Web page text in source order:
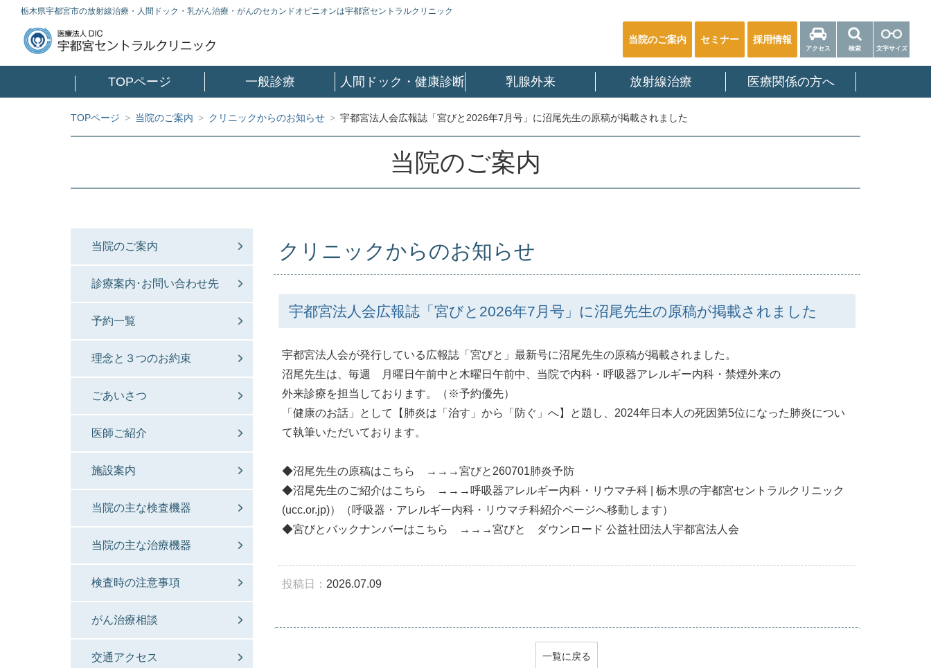
栃木県宇都宮市の放射線治療・人間ドック・乳がん治療・がんのセカンドオピニオンは宇都宮セントラルクリニック
当院のご案内 セミナー 採用情報
アクセス 検索 文字サイズ
TOPページ 一般診療 人間ドック・健康診断 乳腺外来 放射線治療 医療関係の方へ
TOPページ > 当院のご案内 > クリニックからのお知らせ > 宇都宮法人会広報誌「宮びと2026年7月号」に沼尾先生の原稿が掲載されました
当院のご案内
クリニックからのお知らせ
宇都宮法人会広報誌「宮びと2026年7月号」に沼尾先生の原稿が掲載されました
宇都宮法人会が発行している広報誌「宮びと」最新号に沼尾先生の原稿が掲載されました。
沼尾先生は、毎週 月曜日午前中と木曜日午前中、当院で内科・呼吸器アレルギー内科・禁煙外来の
外来診療を担当しております。（※予約優先）
「健康のお話」として【肺炎は「治す」から「防ぐ」へ】と題し、2024年日本人の死因第5位になった肺炎につい
て執筆いただいております。
◆沼尾先生の原稿はこちら →→→宮びと260701肺炎予防
◆沼尾先生のご紹介はこちら →→→ 呼吸器アレルギー内科・リウマチ科 | 栃木県の宇都宮セントラルクリニック
(ucc.or.jp)）（呼吸器・アレルギー内科・リウマチ科紹介ページへ移動します）
◆宮びとバックナンバーはこちら →→→宮びと ダウンロード 公益社団法人宇都宮法人会
投稿日： 2026.07.09
一覧に戻る
当院のご案内
診療案内･お問い合わせ先
予約一覧
理念と３つのお約束
ごあいさつ
医師ご紹介
施設案内
当院の主な検査機器
当院の主な治療機器
検査時の注意事項
がん治療相談
交通アクセス